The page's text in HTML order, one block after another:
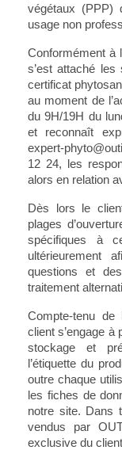
végétaux (PPP)
usage non
Conformément à
s’est attaché les
certificat
au moment de
du 9H/19H du
et reconnaît
expert-
12 24, les
alors en relation
Dès lors le
plages
spécifiques à
ultérieurement
questions et
traitement
Compte-tenu
client s’engage
stockage et
l’étiquette du
outre chaque
les fiches de
notre site. Dans
vendus par
exclusive du